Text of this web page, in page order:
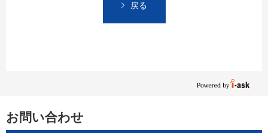
戻る
お問い合わせ